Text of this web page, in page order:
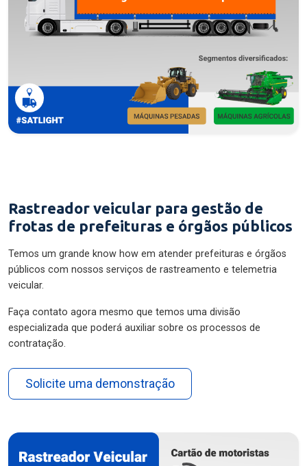
Rastreador veicular para gestão de
frotas de prefeituras e órgãos públicos
Temos um grande know how em atender prefeituras e órgãos
públicos com nossos serviços de rastreamento e telemetria
veicular.
Faça contato agora mesmo que temos uma divisão
especializada que poderá auxiliar sobre os processos de
contratação.
Solicite uma demonstração